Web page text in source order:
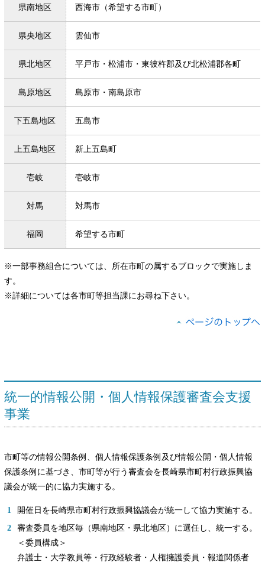
県南地区 西海市（希望する市町）
県央地区 雲仙市
県北地区 平戸市・松浦市・東彼杵郡及び北松浦郡各町
島原地区 島原市・南島原市
下五島地区 五島市
上五島地区 新上五島町
壱岐 壱岐市
対馬 対馬市
福岡 希望する市町
※一部事務組合については、所在市町の属するブロックで実施しま
す。
※詳細については各市町等担当課にお尋ね下さい。
統一的情報公開・個人情報保護審査会支援
事業
市町等の情報公開条例、個人情報保護条例及び情報公開・個人情報
保護条例に基づき、市町等が行う審査会を長崎県市町村行政振興協
議会が統一的に協力実施する。
開催日を長崎県市町村行政振興協議会が統一して協力実施する。
審査委員を地区毎（県南地区・県北地区）に選任し、統一する。
＜委員構成＞
弁護士・大学教員等・行政経験者・人権擁護委員・報道関係者